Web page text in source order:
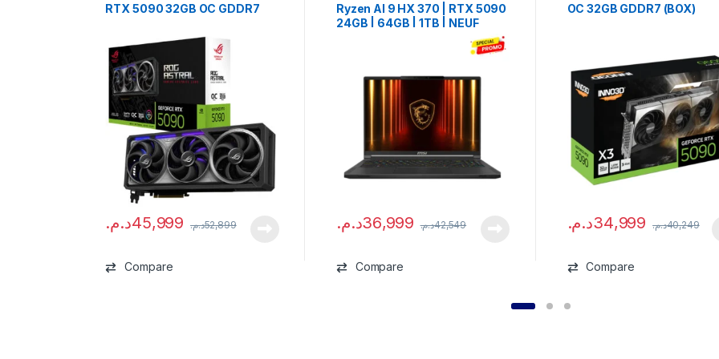
RTX 5090 32GB OC GDDR7
45,999د.م. 52,899د.م.
Compare
Ryzen AI 9 HX 370 | RTX 5090
24GB | 64GB | 1TB | NEUF
36,999د.م. 42,549د.م.
Compare
OC 32GB GDDR7 (BOX)
34,999د.م. 40,249د.م.
Compare